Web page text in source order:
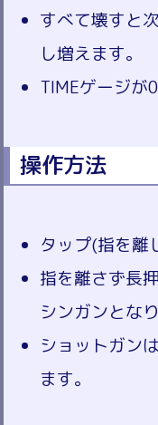
すべて壊すと
し増えます。
TIMEゲージが
操作方法
タップ(指を離
指を離さず長
シンガンとなり
ショットガン
ます。